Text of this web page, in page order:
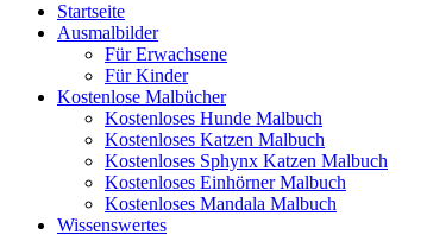
Startseite
Ausmalbilder
Für Erwachsene
Für Kinder
Kostenlose Malbücher
Kostenloses Hunde Malbuch
Kostenloses Katzen Malbuch
Kostenloses Sphynx Katzen Malbuch
Kostenloses Einhörner Malbuch
Kostenloses Mandala Malbuch
Wissenswertes